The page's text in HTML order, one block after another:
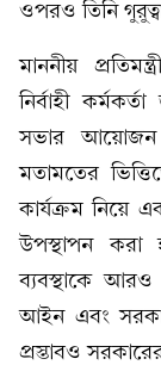
ওপরও তিনি
মাননীয়
নির্বাহী
সভার আয়োজন
মতামতের
কার্যক্রম নিয়ে
উপস্থাপন করা
ব্যবস্থাকে আরও
আইন এবং
প্রস্তাবও